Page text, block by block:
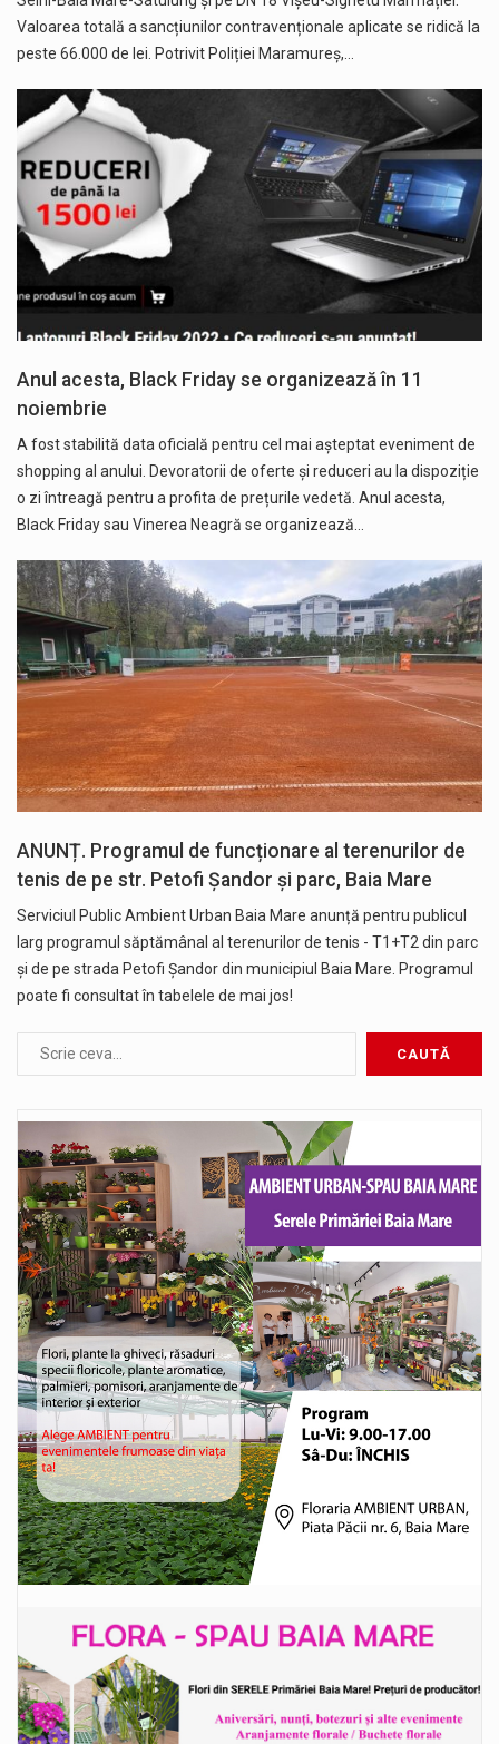
Valoarea totală a sancțiunilor contravenționale aplicate se ridică la
peste 66.000 de lei. Potrivit Poliției Maramureș,…
Anul acesta, Black Friday se organizează în 11
noiembrie
A fost stabilită data oficială pentru cel mai așteptat eveniment de
shopping al anului. Devoratorii de oferte și reduceri au la dispoziție
o zi întreagă pentru a profita de prețurile vedetă. Anul acesta,
Black Friday sau Vinerea Neagră se organizează…
ANUNȚ. Programul de funcționare al terenurilor de
tenis de pe str. Petofi Șandor și parc, Baia Mare
Serviciul Public Ambient Urban Baia Mare anunță pentru publicul
larg programul săptămânal al terenurilor de tenis - T1+T2 din parc
și de pe strada Petofi Șandor din municipiul Baia Mare. Programul
poate fi consultat în tabelele de mai jos!